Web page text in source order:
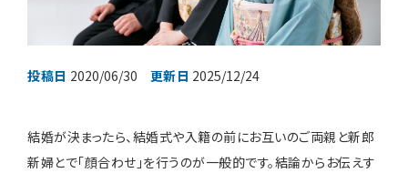
会場別見積例
装花・ドレス・料理
フェア＆キャンペーン
投稿日 2020/06/30 更新日 2025/12/24
結婚が決まったら、結婚式や入籍の前にお互いのご両親と新郎
新婦とで「顔合わせ」を行うのが一般的です。結論からお伝えす